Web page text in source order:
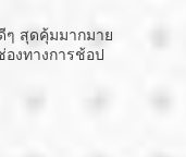
สุดคุ้มมากมาย
องทางการช้อป